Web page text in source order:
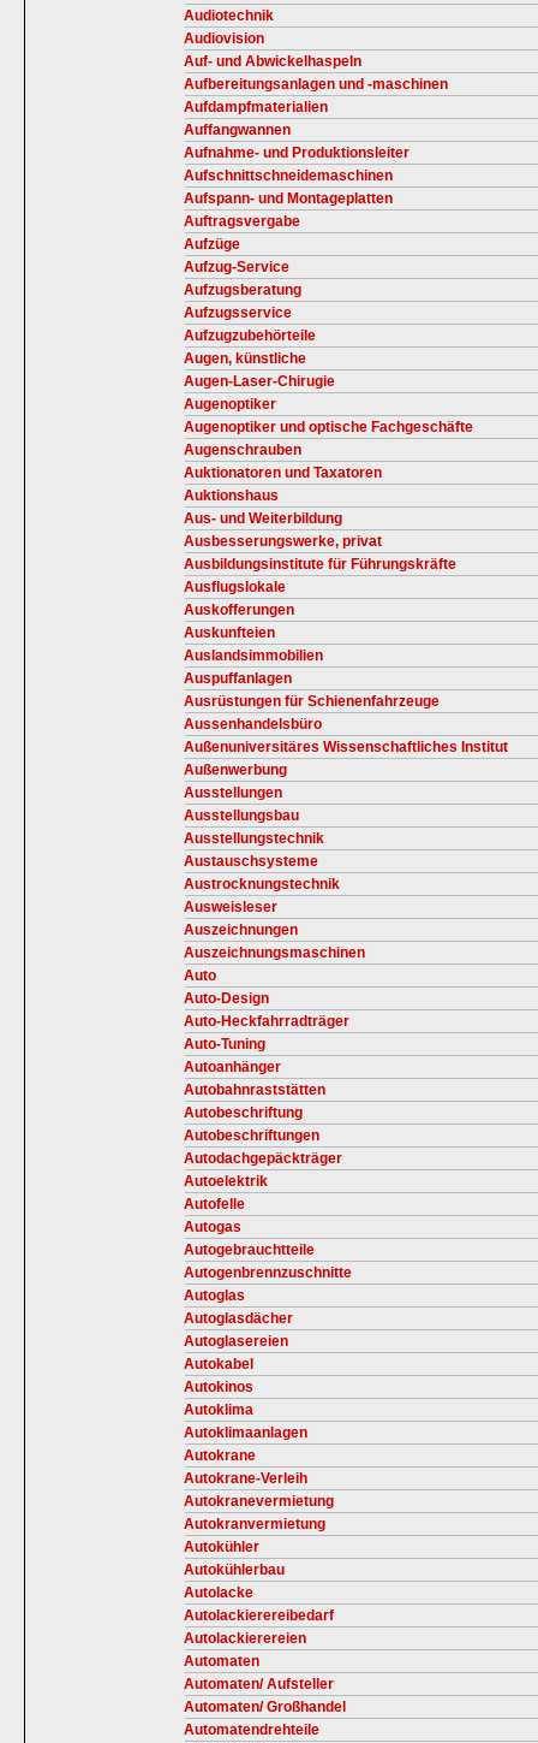
Audiotechnik
Audiovision
Auf- und Abwickelhaspeln
Aufbereitungsanlagen und -maschinen
Aufdampfmaterialien
Auffangwannen
Aufnahme- und Produktionsleiter
Aufschnittschneidemaschinen
Aufspann- und Montageplatten
Auftragsvergabe
Aufzüge
Aufzug-Service
Aufzugsberatung
Aufzugsservice
Aufzugzubehörteile
Augen, künstliche
Augen-Laser-Chirugie
Augenoptiker
Augenoptiker und optische Fachgeschäfte
Augenschrauben
Auktionatoren und Taxatoren
Auktionshaus
Aus- und Weiterbildung
Ausbesserungswerke, privat
Ausbildungsinstitute für Führungskräfte
Ausflugslokale
Auskofferungen
Auskunfteien
Auslandsimmobilien
Auspuffanlagen
Ausrüstungen für Schienenfahrzeuge
Aussenhandelsbüro
Außenuniversitäres Wissenschaftliches Institut
Außenwerbung
Ausstellungen
Ausstellungsbau
Ausstellungstechnik
Austauschsysteme
Austrocknungstechnik
Ausweisleser
Auszeichnungen
Auszeichnungsmaschinen
Auto
Auto-Design
Auto-Heckfahrradträger
Auto-Tuning
Autoanhänger
Autobahnraststätten
Autobeschriftung
Autobeschriftungen
Autodachgepäckträger
Autoelektrik
Autofelle
Autogas
Autogebrauchtteile
Autogenbrennzuschnitte
Autoglas
Autoglasdächer
Autoglasereien
Autokabel
Autokinos
Autoklima
Autoklimaanlagen
Autokrane
Autokrane-Verleih
Autokranevermietung
Autokranvermietung
Autokühler
Autokühlerbau
Autolacke
Autolackierereibedarf
Autolackierereien
Automaten
Automaten/ Aufsteller
Automaten/ Großhandel
Automatendrehteile